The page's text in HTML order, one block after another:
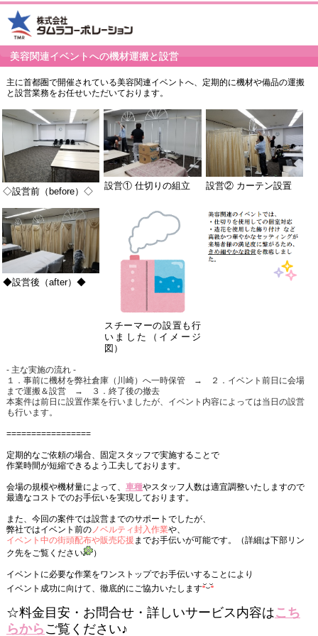
美容関連イベントへの機材運搬と設営
主に首都圏で開催されている美容関連イベントへ、定期的に機材や備品の運搬
と設営業務をお任せいただいております。
◇設営前（before）◇
設営① 仕切りの組立 設営② カーテン設置
◆設営後（after）◆
スチーマーの設置も行
いました（イメージ
図）
‐ 主な実施の流れ ‐
１．事前に機材を弊社倉庫（川崎）へ一時保管 → ２．イベント前日に会場
まで運搬＆設営 → ３．終了後の撤去
本案件は前日に設置作業を行いましたが、イベント内容によっては当日の設営
も行います。
=================
定期的なご依頼の場合、固定スタッフで実施することで
作業時間が短縮できるよう工夫しております。
会場の規模や機材量によって、 車種やスタッフ人数は適宜調整いたしますので
最適なコストでのお手伝いを実現しております。
また、今回の案件では設営までのサポートでしたが、
弊社ではイベント前のノベルティ封入作業や、
イベント中の街頭配布や販売応援 までお手伝いが可能です。（詳細は下部リン
ク先をご覧ください
）
イベントに必要な作業をワンストップでお手伝いすることにより
イベント成功に向けて、徹底的にご協力いたします
☆料金目安・お問合せ・詳しいサービス内容はこち
らから ご覧ください♪